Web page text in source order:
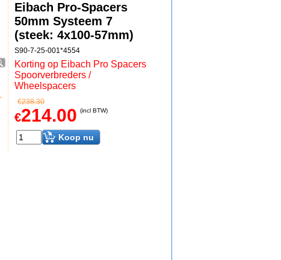
Eibach Pro-Spacers
50mm Systeem 7
(steek: 4x100-57mm)
S90-7-25-001*4554
Korting op Eibach Pro Spacers
Spoorverbreders /
Wheelspacers
€238.30
€214.00 (incl BTW)
Koop nu